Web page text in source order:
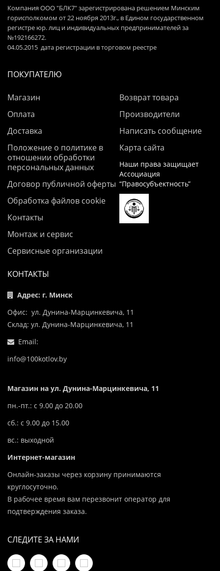
Компания ООО "БЛК7" зарегистрирована решением Минским
горисполкомом от 22 ноября 2013г., в Едином государственном
регистре юр. лиц и индивидуальных предпринимателей за
№192166272.
04.05.2015 дата регистрации в торговом реестре
ПОКУПАТЕЛЮ
Магазин
Оплата
Доставка
Положение о политике в
отношении обработки
персональных данных
Договор публичной оферты
Обработка файлов cookie
Контакты
Монтаж и сервис
Сервисные организации
Возврат товара
Производители
Написать сообщение
Карта сайта
Наши права защищает
Ассоциация
“Правосубъектность”
КОНТАКТЫ
Адрес: г. Минск
Офис: ул. Дунина-Марцинкевича, 11
Склад: ул. Дунина-Марцинкевича, 11
Email:
info@100kotlov.by
Магазин на ул. Дунина-Марцинкевича, 11
пн.-пт.: с 9.00 до 20.00
сб.: с 9.00 до 15.00
вс.: выходной
Интернет-магазин
Онлайн-заказы через корзину принимаются
круглосуточно.
В рабочее время вам перезвонит оператор для
подтверждения заказа.
СЛЕДИТЕ ЗА НАМИ